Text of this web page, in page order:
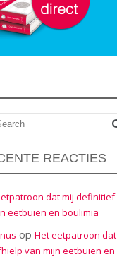
REACTIES
dat mij definitief
eetbuien en boulimia
op Het eetpatroon dat
van mijn eetbuien en